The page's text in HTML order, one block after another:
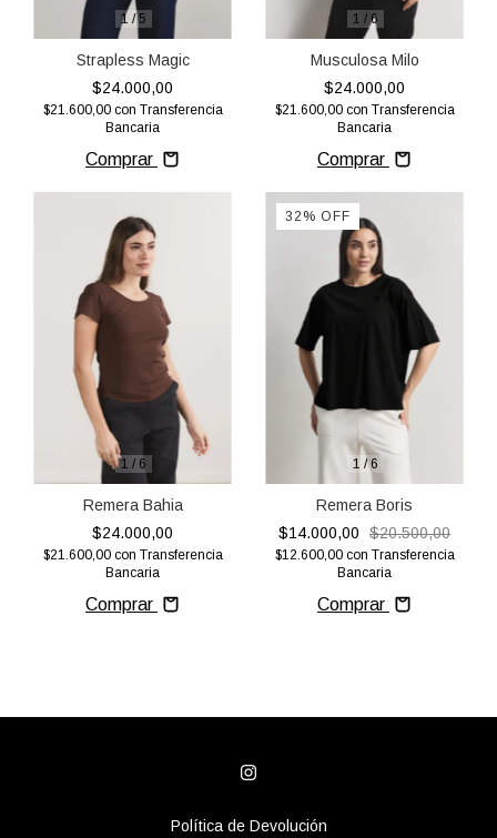
1 /5
Strapless Magic
$24.000,00
$21.600,00 con Transferencia
Bancaria
Comprar
1 / 6
Musculosa Milo
$24.000,00
$21.600,00 con Transferencia
Bancaria
Comprar
1 / 6
Remera Bahia
$24.000,00
$21.600,00 con Transferencia
Bancaria
Comprar
1 /6
32 % OFF
Remera Boris
$14.000,00
$20.500,00
$12.600,00 con Transferencia
Bancaria
Comprar
Política de Devolución